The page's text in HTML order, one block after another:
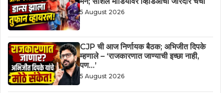
5 August 2026
CJP ची आज निर्णायक बैठक; अभिजीत दिपके
म्हणाले – ‘राजकारणात जाण्याची इच्छा नाही,
पण…’
5 August 2026